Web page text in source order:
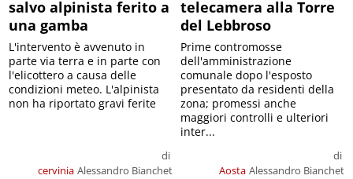
salvo alpinista ferito a
una gamba
cervinia
di
Alessandro Bianchet
L'intervento è avvenuto in
parte via terra e in parte con
l'elicottero a causa delle
condizioni meteo. L'alpinista
non ha riportato gravi ferite
telecamera alla Torre
del Lebbroso
Aosta
di
Alessandro Bianchet
Prime contromosse
dell'amministrazione
comunale dopo l'esposto
presentato da residenti della
zona; promessi anche
maggiori controlli e ulteriori
inter...